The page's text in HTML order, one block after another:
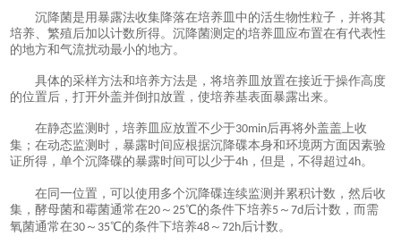
沉降菌是用暴露法收集降落在培养皿中的活生物性粒子，并将其
培养、繁殖后加以计数所得。沉降菌测定的培养皿应布置在有代表性
的地方和气流扰动最小的地方。
具体的采样方法和培养方法是，将培养皿放置在接近于操作高度
的位置后，打开外盖并倒扣放置，使培养基表面暴露出来。
在静态监测时，培养皿应放置不少于30min后再将外盖盖上收
集；在动态监测时，暴露时间应根据沉降碟本身和环境两方面因素验
证所得，单个沉降碟的暴露时间可以少于4h ，但是，不得超过4h。
在同一位置，可以使用多个沉降碟连续监测并累积计数，然后收
集，酵母菌和霉菌通常在20 ～ 25℃的条件下培养5 ～7d 后计数，而需
氧菌通常在30 ～ 35℃的条件下培养48 ～72h后计数。